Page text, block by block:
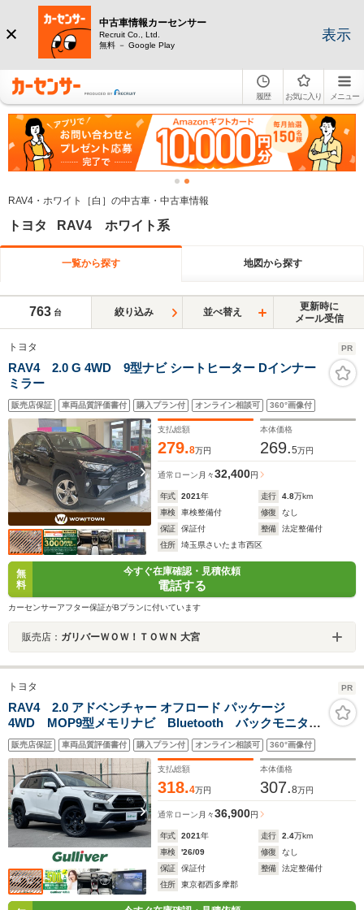
中古車情報カーセンサー
Recruit Co., Ltd.
無料 － Google Play
表示
履歴 お気に入り メニュー
RAV4・ホワイト［白］の中古車・中古車情報
トヨタ RAV4 ホワイト系
一覧から探す 地図から探す
763 台 絞り込み 並べ替え
更新時に
メール受信
トヨタ PR
RAV4 2.0 G 4WD 9型ナビ シートヒーター Dインナー
ミラー
販売店保証 車両品質評価書付 購入プラン付 オンライン相談可 360°画像付
支払総額
279.8万円
本体価格
269.5万円
通常ローン 月々32,400円
年式 2021年 走行 4.8万km
車検
車検整備付 修復
なし
保証
保証付 整備
法定整備付
住所
埼玉県さいたま市西区
無
料
今すぐ在庫確認・見積依頼
電話する
カーセンサーアフター保証がBプランに付いています
販売店： ガリバーＷＯＷ！ＴＯＷＮ 大宮
トヨタ PR
RAV4 2.0 アドベンチャー オフロード パッケージ
4WD MOP9型メモリナビ Bluetooth バックモニタ
ー レーダークルーズコントロール ダウンヒルアシス
トコントロール オートマチックハイビーム 合皮レザ
ーシート ビルトインETC TVキャンセラー
販売店保証 車両品質評価書付 購入プラン付 オンライン相談可 360°画像付
支払総額
318.4万円
本体価格
307.8万円
通常ローン 月々36,900円
年式 2021年 走行 2.4万km
車検
'26/09 修復
なし
保証
保証付 整備
法定整備付
住所
東京都西多摩郡